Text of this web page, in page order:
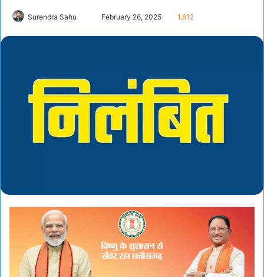
Surendra Sahu February 26, 2025 1,612